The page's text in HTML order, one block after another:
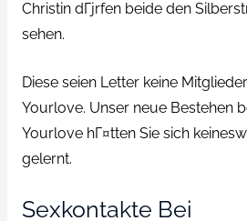
Christin dГјrfen beide den
sehen.
Diese seien Letter keine
Yourlove. Unser neue Bestehen
Yourlove hГ¤tten Sie sich
gelernt.
Sexkontakte Bei